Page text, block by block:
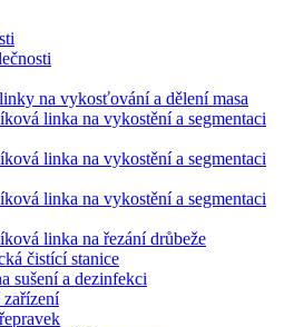
na vykosťování a dělení masa
linka na vykostění a segmentaci
linka na vykostění a segmentaci
linka na vykostění a segmentaci
linka na řezání drůbeže
čistící stanice
sušení a dezinfekci
zařízení